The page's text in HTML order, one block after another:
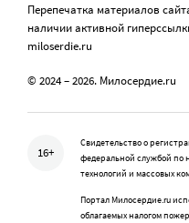
Перепечатка материалов
наличии активной
miloserdie.ru
© 2024 – 2026. Милосердие.ru
16+
Свидетельство о
федеральной службой по
технологий и массовых
Портал Милосердие.ru
облагаемых налогом